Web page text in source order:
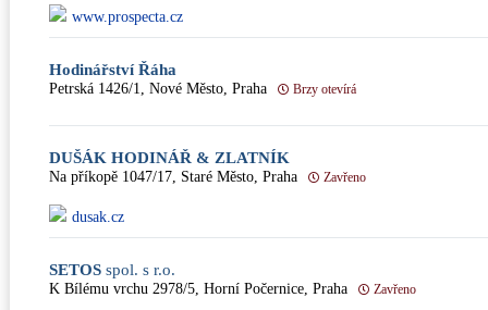
www.prospecta.cz
Hodinářství Řáha
Petrská 1426/1, Nové Město, Praha Brzy otevírá
DUŠÁK HODINÁŘ & ZLATNÍK
Na příkopě 1047/17, Staré Město, Praha Zavřeno
dusak.cz
SETOS spol. s r.o.
K Bílému vrchu 2978/5, Horní Počernice, Praha Zavřeno